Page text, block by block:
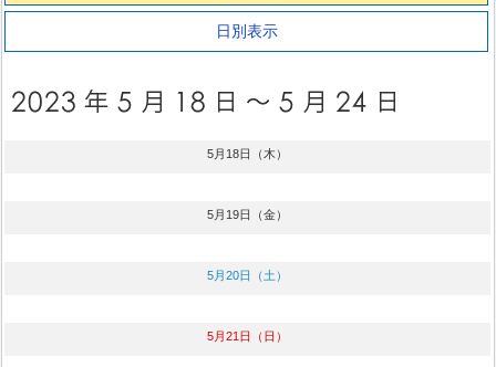
日別表示
5月18日（木）
5月19日（金）
5月20日（土）
5月21日（日）